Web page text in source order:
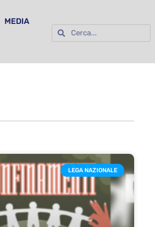
MEDIA
LEGA NAZIONALE